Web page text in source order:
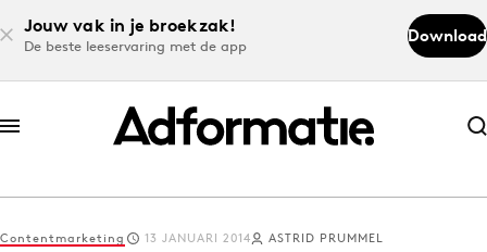
Jouw vak in je broekzak!
De beste leeservaring met de app
Download
Abonneer nu
Abonneer nu
Log in
Contentmarketing 13 JANUARI 2014 ASTRID PRUMMEL